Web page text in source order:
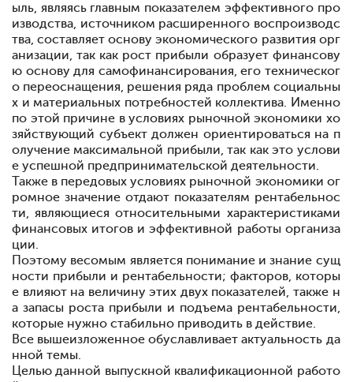
ыль, являясь главным показателем эффективного про
изводства, источником расширенного воспроизводс
тва, составляет основу экономического развития орг
анизации, так как рост прибыли образует финансову
ю основу для самофинансирования, его техническог
о переоснащения, решения ряда проблем социальны
х и материальных потребностей коллектива. Именно
по этой причине в условиях рыночной экономики хо
зяйствующий субъект должен ориентироваться на п
олучение максимальной прибыли, так как это услови
е успешной предпринимательской деятельности.
Также в передовых условиях рыночной экономики ог
ромное значение отдают показателям рентабельнос
ти, являющиеся относительными характеристиками
финансовых итогов и эффективной работы организа
ции.
Поэтому весомым является понимание и знание сущ
ности прибыли и рентабельности; факторов, которы
е влияют на величину этих двух показателей, также н
а запасы роста прибыли и подъема рентабельности,
которые нужно стабильно приводить в действие.
Все вышеизложенное обуславливает актуальность да
нной темы.
Целью данной выпускной квалификационной работо